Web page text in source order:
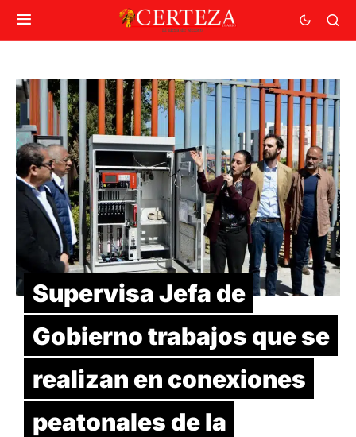
Supervisa Jefa de
Gobierno trabajos que se
realizan en conexiones
peatonales de la